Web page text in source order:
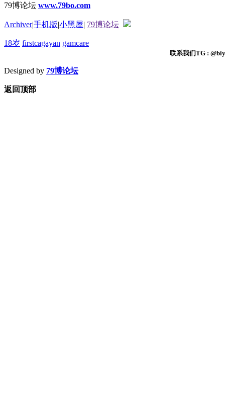
79博论坛 www.79bo.com
Archiver|手机版|小黑屋| 79博论坛
18岁 firstcagayan gamcare
联系我们TG :
Designed by 79博论坛
返回顶部